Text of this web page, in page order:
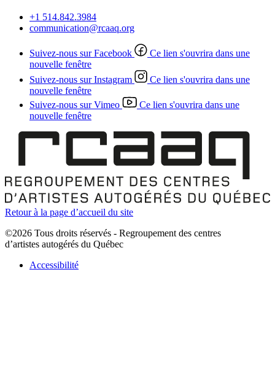
+1 514.842.3984
communication@rcaaq.org
Suivez-nous sur Facebook
Ce lien s'ouvrira dans une
nouvelle fenêtre
Suivez-nous sur Instagram
Ce lien s'ouvrira dans une
nouvelle fenêtre
Suivez-nous sur Vimeo
Ce lien s'ouvrira dans une
nouvelle fenêtre
Retour à la page d’accueil du site
©2026 Tous droits réservés - Regroupement des centres
d’artistes autogérés du Québec
Accessibilité